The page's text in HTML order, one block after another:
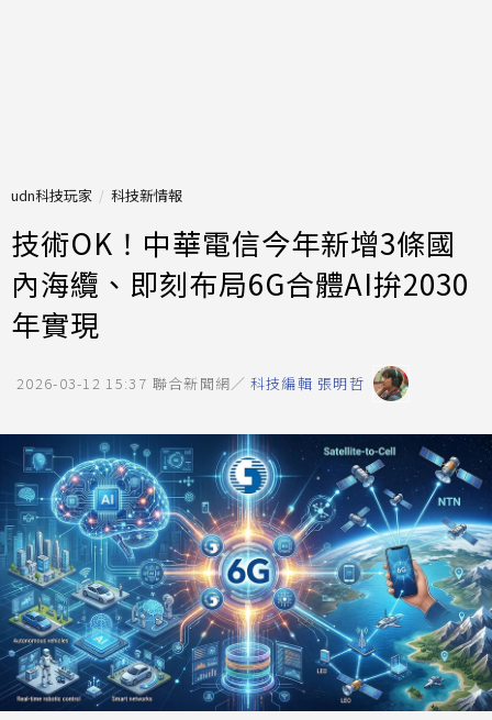
udn科技玩家 科技新情報
技術OK！中華電信今年新增3條國
內海纜、即刻布局6G合體AI拚2030
年實現
2026-03-12 15:37 聯合新聞網／ 科技編輯 張明哲